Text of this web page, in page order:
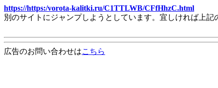
https://https:/vorota-kalitki.ru/C1TTLWB/CFfHhzC.html
別のサイトにジャンプしようとしています。宜しければ上
広告のお問い合わせはこちら